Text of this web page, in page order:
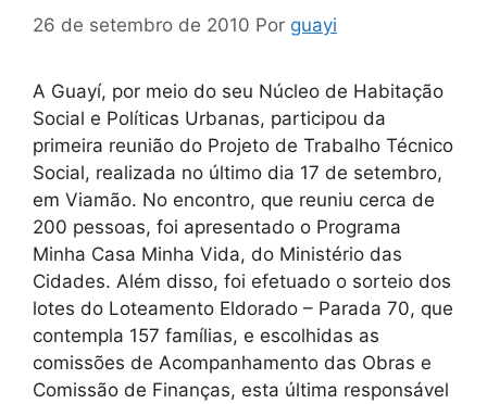
26 de setembro de 2010 Por guayi
A Guayí, por meio do seu Núcleo de Habitação
Social e Políticas Urbanas, participou da
primeira reunião do Projeto de Trabalho Técnico
Social, realizada no último dia 17 de setembro,
em Viamão. No encontro, que reuniu cerca de
200 pessoas, foi apresentado o Programa
Minha Casa Minha Vida, do Ministério das
Cidades. Além disso, foi efetuado o sorteio dos
lotes do Loteamento Eldorado – Parada 70, que
contempla 157 famílias, e escolhidas as
comissões de Acompanhamento das Obras e
Comissão de Finanças, esta última responsável